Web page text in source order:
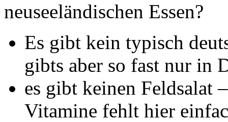
neuseeländischen Essen?
Es gibt kein typisch
gibts aber so fast nur in
es gibt keinen Feldsalat
Vitamine fehlt hier